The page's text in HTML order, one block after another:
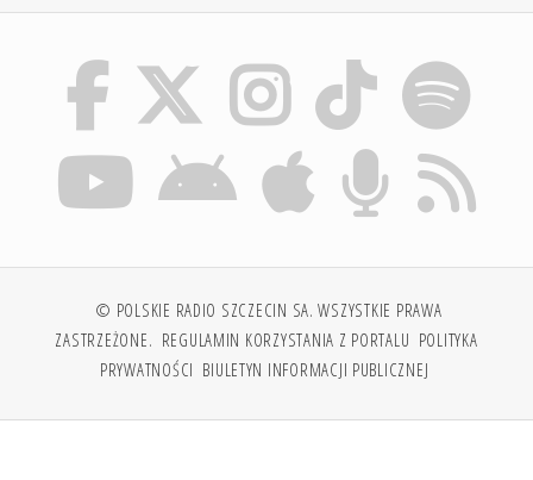
© POLSKIE RADIO SZCZECIN SA. WSZYSTKIE PRAWA
ZASTRZEŻONE. REGULAMIN KORZYSTANIA Z PORTALU POLITYKA
PRYWATNOŚCI BIULETYN INFORMACJI PUBLICZNEJ